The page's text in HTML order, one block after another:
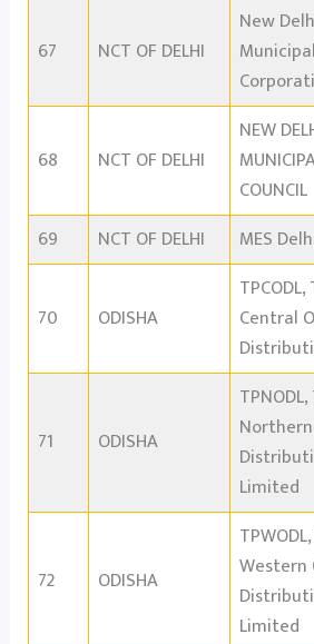
67 NCT OF DELHI
New
Municipal
68 NCT OF DELHI
NEW
COUNCIL
69 NCT OF DELHI MES
70 ODISHA
TPCODL,
Central
71 ODISHA
TPNODL,
Limited
72 ODISHA
Western
Limited